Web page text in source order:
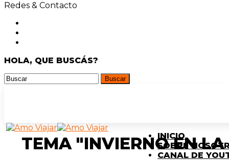
Redes & Contacto
HOLA, QUE BUSCÁS?
INICIO
SOBRE
CANAL DE
TEMA "INVIERNO EN